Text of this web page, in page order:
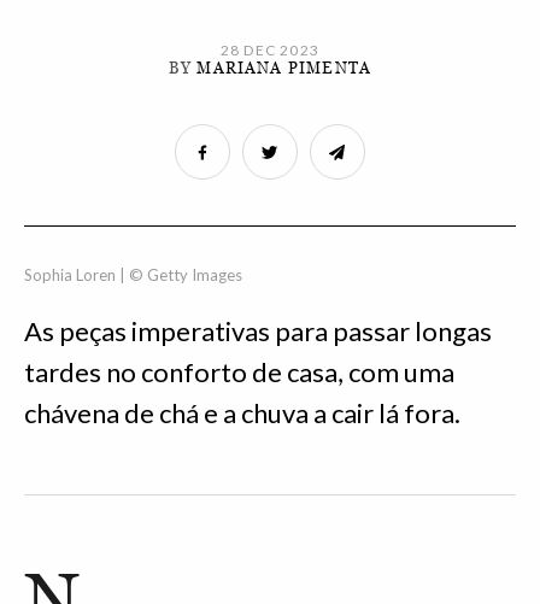
28 DEC 2023
BYMARIANA PIMENTA
Sophia Loren | © Getty Images
As peças imperativas para passar longas
tardes no conforto de casa, com uma
chávena de chá e a chuva a cair lá fora.